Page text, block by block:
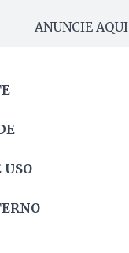
ANUNCIE AQUI
USO